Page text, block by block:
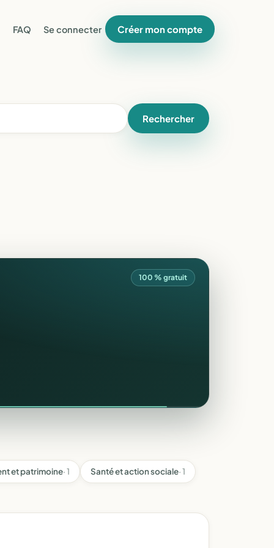
FAQ Se connecter Créer mon compte
Rechercher
100 % gratuit
et patrimoine· 1 Santé et action sociale· 1